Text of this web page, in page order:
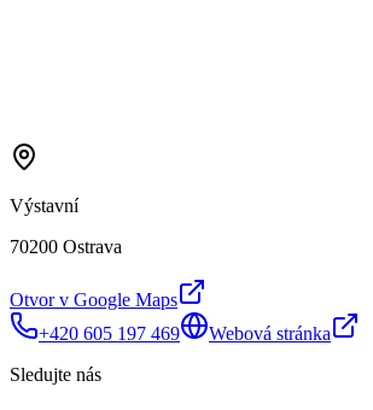
Výstavní
70200 Ostrava
Otvor v Google Maps
+420 605 197 469
Webová stránka
Sledujte nás